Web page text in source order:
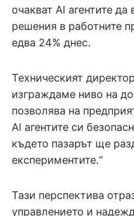
очакват AI агентите
решения в работните
едва 24% днес.
Техническият
изграждаме ниво на
позволява на
AI агентите си
където пазарът ще
експериментите.“
Тази перспектива
управлението и